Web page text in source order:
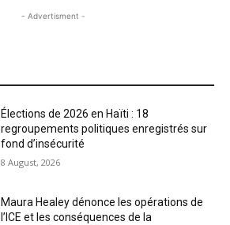
- Advertisment -
Élections de 2026 en Haïti : 18
regroupements politiques enregistrés sur
fond d’insécurité
8 August, 2026
Maura Healey dénonce les opérations de
l’ICE et les conséquences de la